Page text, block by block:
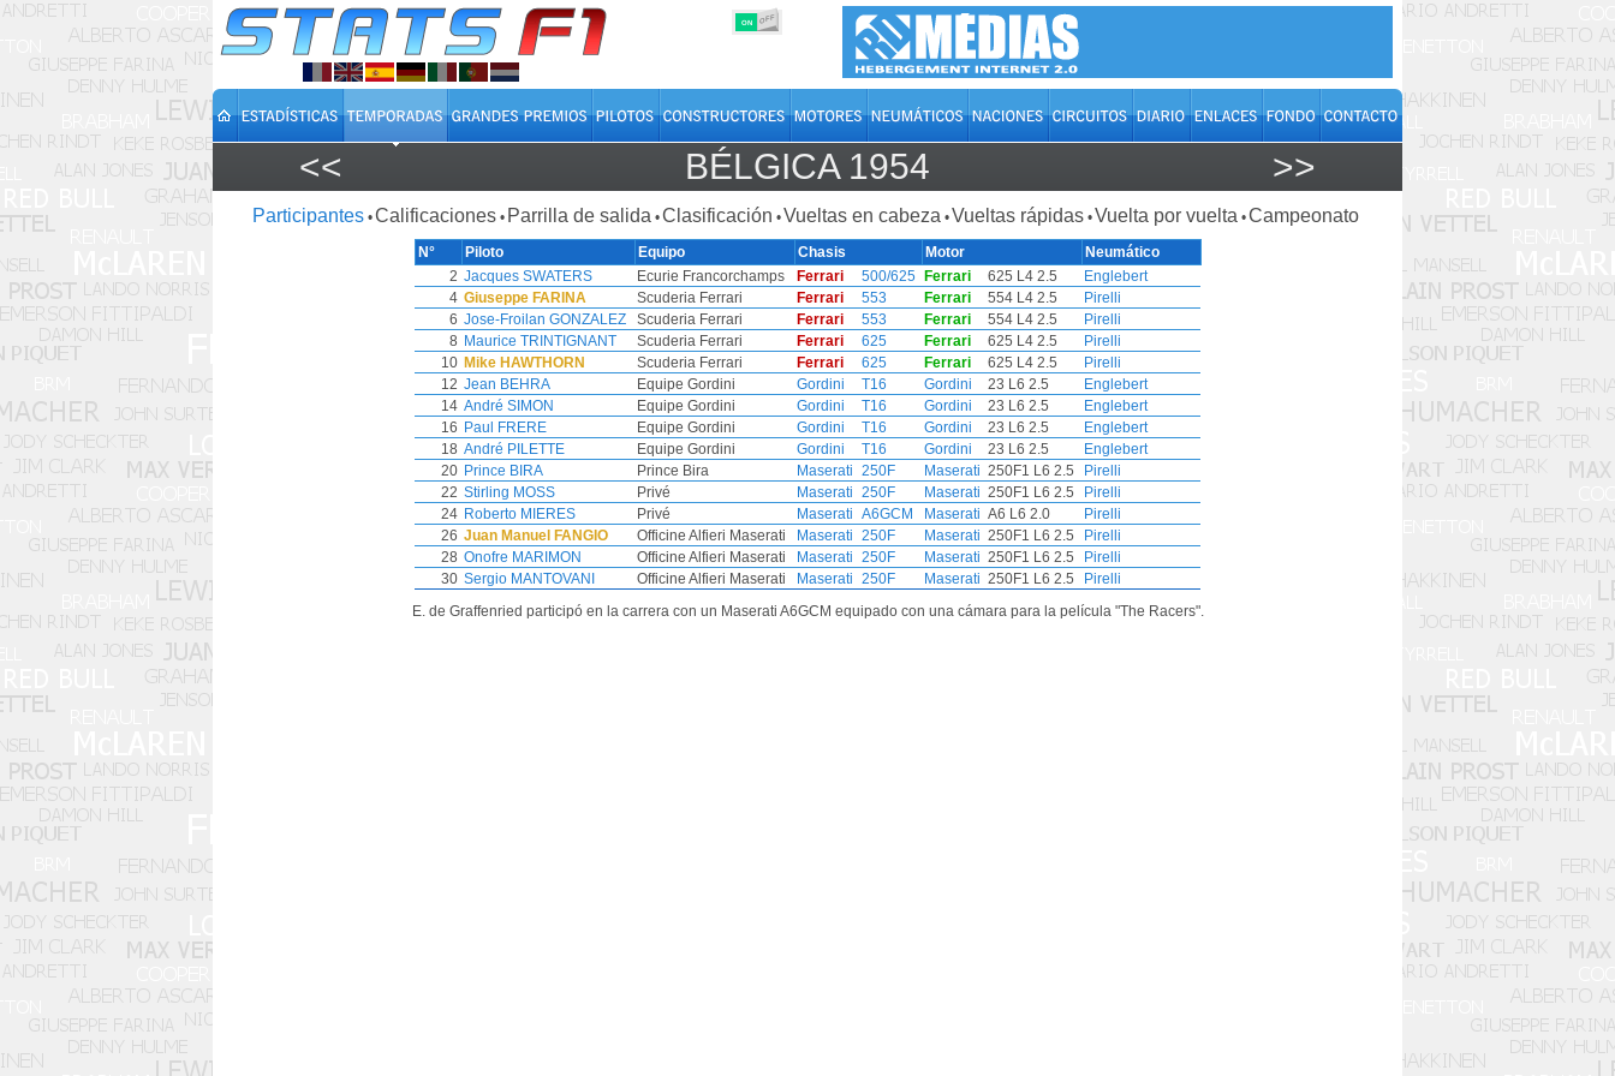
ON OFF
<< BÉLGICA 1954 >>
Participantes •Calificaciones • Parrilla de salida •Clasificación •Vueltas en cabeza •Vueltas rápidas •Vuelta por vuelta •Campeonato
N° Piloto Equipo Chasis Motor
Neumático
2 Jacques SWATERS Ecurie Francorchamps Ferrari 500/625 Ferrari 625 L4 2.5
Englebert
4 Giuseppe FARINA Scuderia Ferrari Ferrari 553 Ferrari 554 L4 2.5
Pirelli
6 Jose-Froilan GONZALEZ Scuderia Ferrari Ferrari 553 Ferrari 554 L4 2.5
Pirelli
8 Maurice TRINTIGNANT Scuderia Ferrari Ferrari 625 Ferrari 625 L4 2.5
Pirelli
10 Mike HAWTHORN Scuderia Ferrari Ferrari 625 Ferrari 625 L4 2.5
Pirelli
12 Jean BEHRA Equipe Gordini Gordini T16 Gordini 23 L6 2.5
Englebert
14 André SIMON Equipe Gordini Gordini T16 Gordini 23 L6 2.5
Englebert
16 Paul FRERE Equipe Gordini Gordini T16 Gordini 23 L6 2.5
Englebert
18 André PILETTE Equipe Gordini Gordini T16 Gordini 23 L6 2.5
Englebert
20 Prince BIRA Prince Bira Maserati 250F Maserati 250F1 L6 2.5
Pirelli
22 Stirling MOSS Privé Maserati 250F Maserati 250F1 L6 2.5
Pirelli
24 Roberto MIERES Privé Maserati A6GCM Maserati A6 L6 2.0
Pirelli
26 Juan Manuel FANGIO Officine Alfieri Maserati Maserati 250F Maserati 250F1 L6 2.5
Pirelli
28 Onofre MARIMON Officine Alfieri Maserati Maserati 250F Maserati 250F1 L6 2.5
Pirelli
30 Sergio MANTOVANI Officine Alfieri Maserati Maserati 250F Maserati 250F1 L6 2.5
Pirelli
E. de Graffenried participó en la carrera con un Maserati A6GCM equipado con una cámara para la película "The Racers".